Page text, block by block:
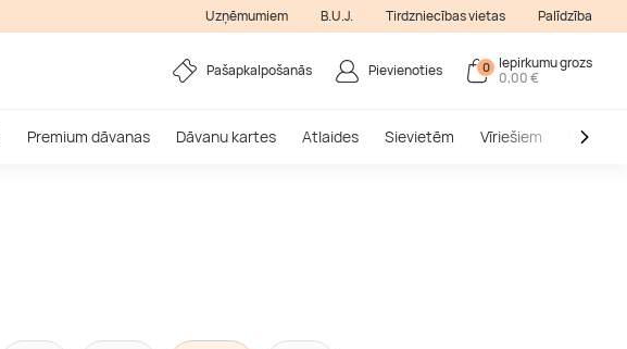
Uzņēmumiem B.U.J. Tirdzniecības vietas Palīdzība
Pašapkalpošanās Pievienoties 0
Iepirkumu grozs
0,00 €
Premium dāvanas Dāvanu kartes Atlaides Sievietēm Vīriešiem Outlet